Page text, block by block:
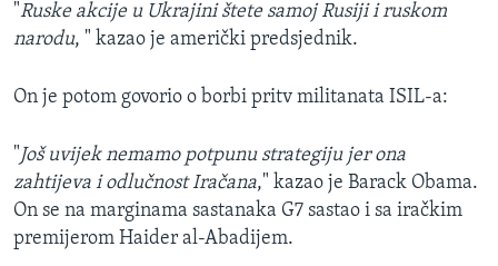
"Ruske akcije u Ukrajini štete samoj Rusiji i ruskom
narodu, " kazao je američki predsjednik.
On je potom govorio o borbi pritv militanata ISIL-a:
"Još uvijek nemamo potpunu strategiju jer ona
zahtijeva i odlučnost Iračana," kazao je Barack Obama.
On se na marginama sastanaka G7 sastao i sa iračkim
premijerom Haider al-Abadijem.